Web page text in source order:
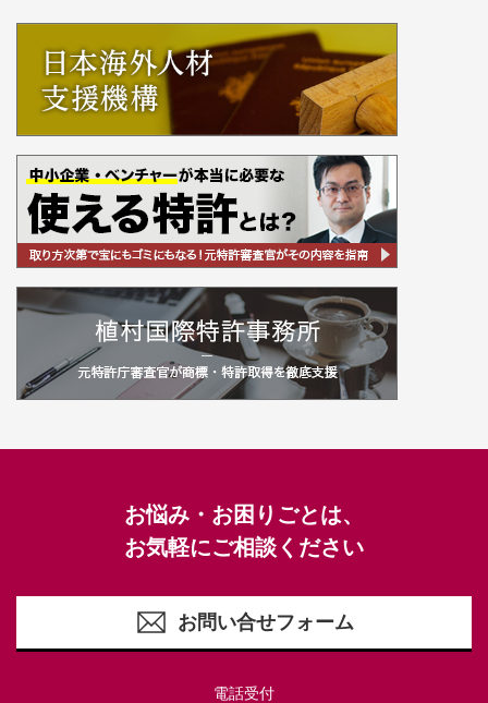
お悩み・お困りごとは、
お気軽にご相談ください
お問い合せフォーム
電話受付